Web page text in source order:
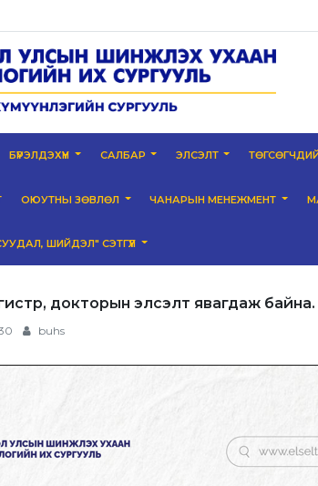
БҮРЭЛДЭХҮҮН САЛБАР ЭЛСЭЛТ
ОЮУТНЫ ЗӨВЛӨЛ ЧАНАРЫН МЕНЕЖМЕНТ
ШИЙДЭЛ" СЭТГҮҮЛ
докторын элсэлт явагдаж байна.
buhs